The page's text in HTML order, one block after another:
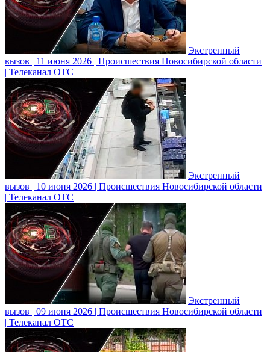
Экстренный
вызов | 11 июня 2026 | Происшествия Новосибирской области
| Телеканал ОТС
Экстренный
вызов | 10 июня 2026 | Происшествия Новосибирской области
| Телеканал ОТС
Экстренный
вызов | 09 июня 2026 | Происшествия Новосибирской области
| Телеканал ОТС